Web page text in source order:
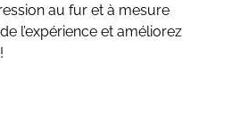
au fur et à mesure
l’expérience et améliorez